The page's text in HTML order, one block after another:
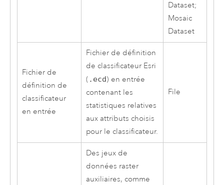
Dataset;
Mosaic
Dataset
Fichier de
définition de
classificateur
en entrée
Fichier de définition
de classificateur Esri
( .ecd) en entrée
contenant les
statistiques relatives
aux attributs choisis
pour le classificateur.
File
Des jeux de
données raster
auxiliaires, comme